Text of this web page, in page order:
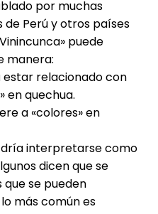
por muchas
de Perú y otros países
puede
manera:
estar relacionado con
en quechua.
a «colores» en
interpretarse como
dicen que se
se pueden
más común es